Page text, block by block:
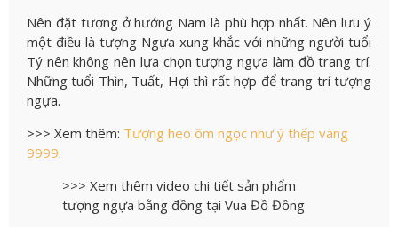
Nên đặt tượng ở hướng Nam là phù hợp nhất. Nên lưu ý
một điều là tượng Ngựa xung khắc với những người tuổi
Tý nên không nên lựa chọn tượng ngựa làm đồ trang trí.
Những tuổi Thìn, Tuất, Hợi thì rất hợp để trang trí tượng
ngựa.
>>> Xem thêm: Tượng heo ôm ngọc như ý thếp vàng
9999.
>>> Xem thêm video chi tiết sản phẩm
tượng ngựa bằng đồng tại Vua Đồ Đồng